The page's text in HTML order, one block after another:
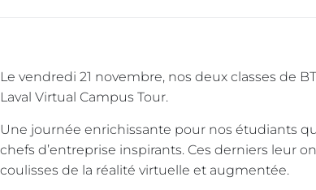
Le vendredi 21 novembre, nos deux classes de
Laval Virtual Campus Tour.
Une journée enrichissante pour nos étudiants
chefs d’entreprise inspirants. Ces derniers leur
coulisses de la réalité virtuelle et augmentée.